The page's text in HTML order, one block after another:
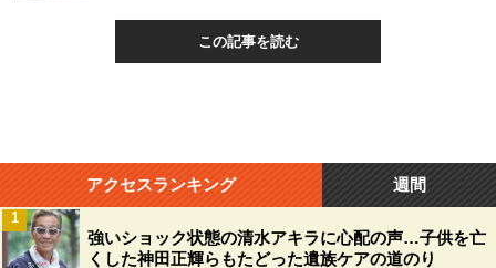
この記事を読む
アクセスランキング 週間
強いショック状態の清水アキラに心配の声…子供を亡
くした神田正輝らもたどった遺族ケアの道のり
1